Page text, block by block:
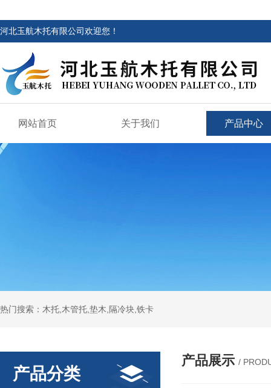
河北玉航木托有限公司欢迎您！
网站首页 关于我们 产品中心
热门搜索：木托,木管托,垫木,隔冷块,铁卡
产品分类
产品展示 /